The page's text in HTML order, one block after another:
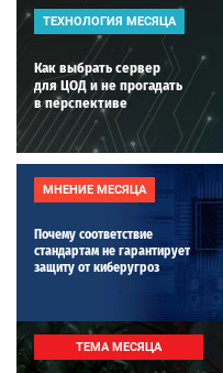
ТЕХНОЛОГИЯ МЕСЯЦА
Как выбрать сервер
для ЦОД и не прогадать
в перспективе
МНЕНИЕ МЕСЯЦА
Почему соответствие
стандартам не гарантирует
защиту от киберугроз
ТЕМА МЕСЯЦА